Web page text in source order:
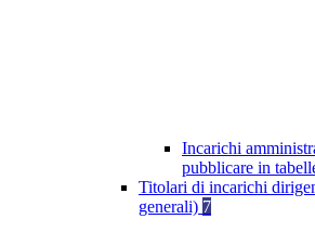
Incarichi
pubblicare in
Titolari di incarichi
generali) 7